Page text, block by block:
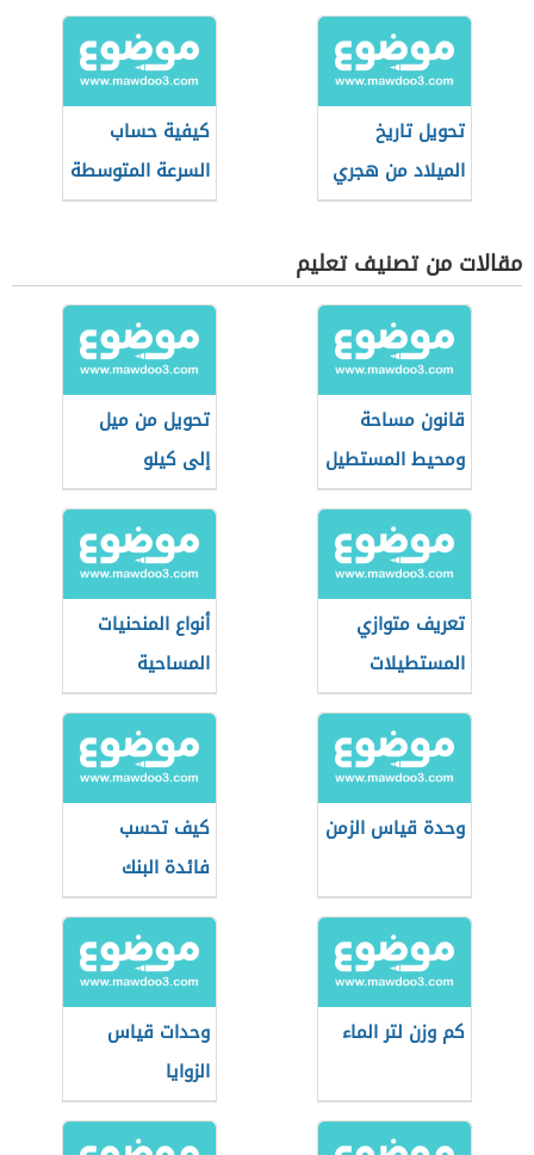
تحويل تاريخ
الميلاد من هجري
إلى ميلادي
كيفية حساب
السرعة المتوسطة
مقالات من تصنيف تعليم
قانون مساحة
ومحيط المستطيل
تحويل من ميل
إلى كيلو
تعريف متوازي
المستطيلات
أنواع المنحنيات
المساحية
وحدة قياس الزمن
كيف تحسب
فائدة البنك
كم وزن لتر الماء
وحدات قياس
الزوايا